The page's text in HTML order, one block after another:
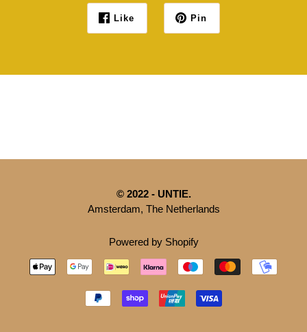
Like Pin
© 2022 - UNTIE.
Amsterdam, The Netherlands
Powered by Shopify